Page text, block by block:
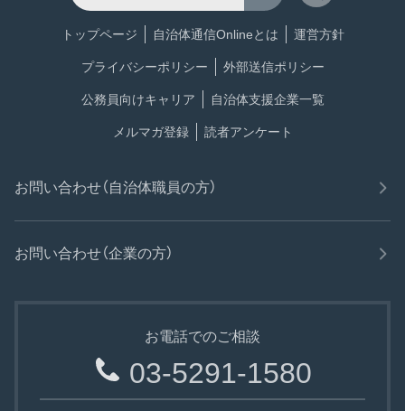
トップページ 自治体通信Onlineとは 運営方針
プライバシーポリシー 外部送信ポリシー
公務員向けキャリア 自治体支援企業一覧
メルマガ登録 読者アンケート
お問い合わせ（自治体職員の方）
お問い合わせ（企業の方）
お電話でのご相談
03-5291-1580